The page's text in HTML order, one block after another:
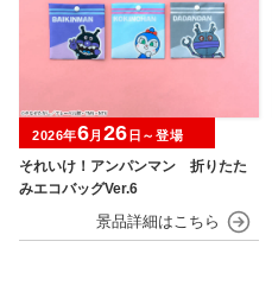
それいけ！アンパンマン 折りたた
みエコバッグVer.6
2026年6月 26 日～登場